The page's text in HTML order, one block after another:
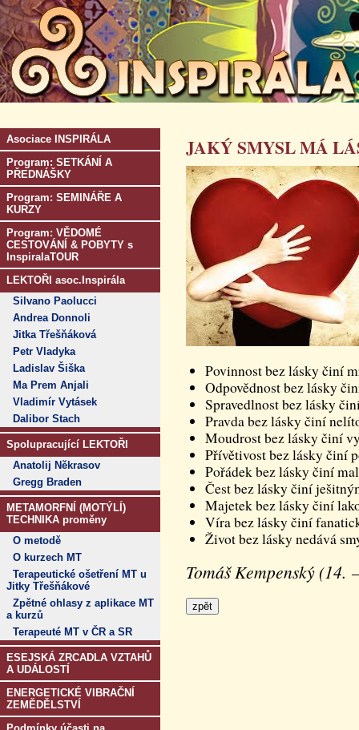
Asociace INSPIRÁLA
Program: SETKÁNÍ A
PŘEDNÁŠKY
Program: SEMINÁŘE A
KURZY
Program: VĚDOMÉ
CESTOVÁNÍ & POBYTY s
InspiralaTOUR
LEKTOŘI asoc.Inspirála
Silvano Paolucci
Andrea Donnoli
Jitka Třešňáková
Petr Vladyka
Ladislav Šiška
Ma Prem Anjali
Vladimír Vytásek
Dalibor Stach
Spolupracující LEKTOŘI
Anatolij Někrasov
Gregg Braden
METAMORFNÍ (MOTÝLÍ)
TECHNIKA proměny
O metodě
O kurzech MT
Terapeutické ošetření MT u
Jitky Třešňákové
Zpětné ohlasy z aplikace MT
a kurzů
Terapeuté MT v ČR a SR
ESEJSKÁ ZRCADLA VZTAHŮ
A UDÁLOSTÍ
ENERGETICKÉ VIBRAČNÍ
ZEMĚDĚLSTVÍ
JAKÝ SMYSL MÁ
Povinnost bez lásky činí
Odpovědnost bez lásky
Spravedlnost bez lásky
Pravda bez lásky činí
Moudrost bez lásky činí
Přívětivost bez lásky činí
Pořádek bez lásky činí
Čest bez lásky činí
Majetek bez lásky činí
Víra bez lásky činí
Život bez lásky nedává
Tomáš Kempenský (14.